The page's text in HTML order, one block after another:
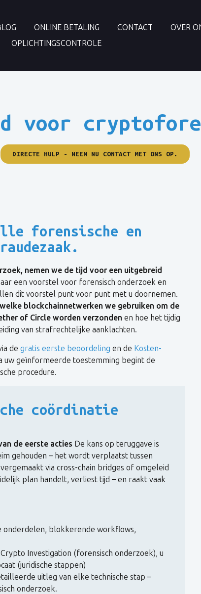
ONLINE BETALING CONTACT
OVER
OPLICHTINGSCONTROLE
voor
DIRECTE HULP - NEEM NU CONTACT MET ONS OP.
forensische en
nemen we de tijd voor een uitgebreid
een voorstel voor forensisch onderzoek en
dit voorstel punt voor punt met u doornemen.
blockchainnetwerken we gebruiken om de
of Circle worden verzonden en hoe het tijdig
van strafrechtelijke aanklachten.
de gratis eerste beoordeling en de Kosten-
uw geïnformeerde toestemming begint de
procedure.
coördinatie
de eerste acties De kans op teruggave is
gehouden – het wordt verplaatst tussen
via cross-chain bridges of omgeleid
plan handelt, verliest tijd – en raakt vaak
onderdelen, blokkerende workflows,
Investigation (forensisch onderzoek), u
(juridische stappen)
uitleg van elke technische stap –
onderzoek.